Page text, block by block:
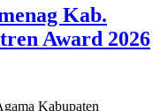
Kab.
Award 2026
Kabupaten